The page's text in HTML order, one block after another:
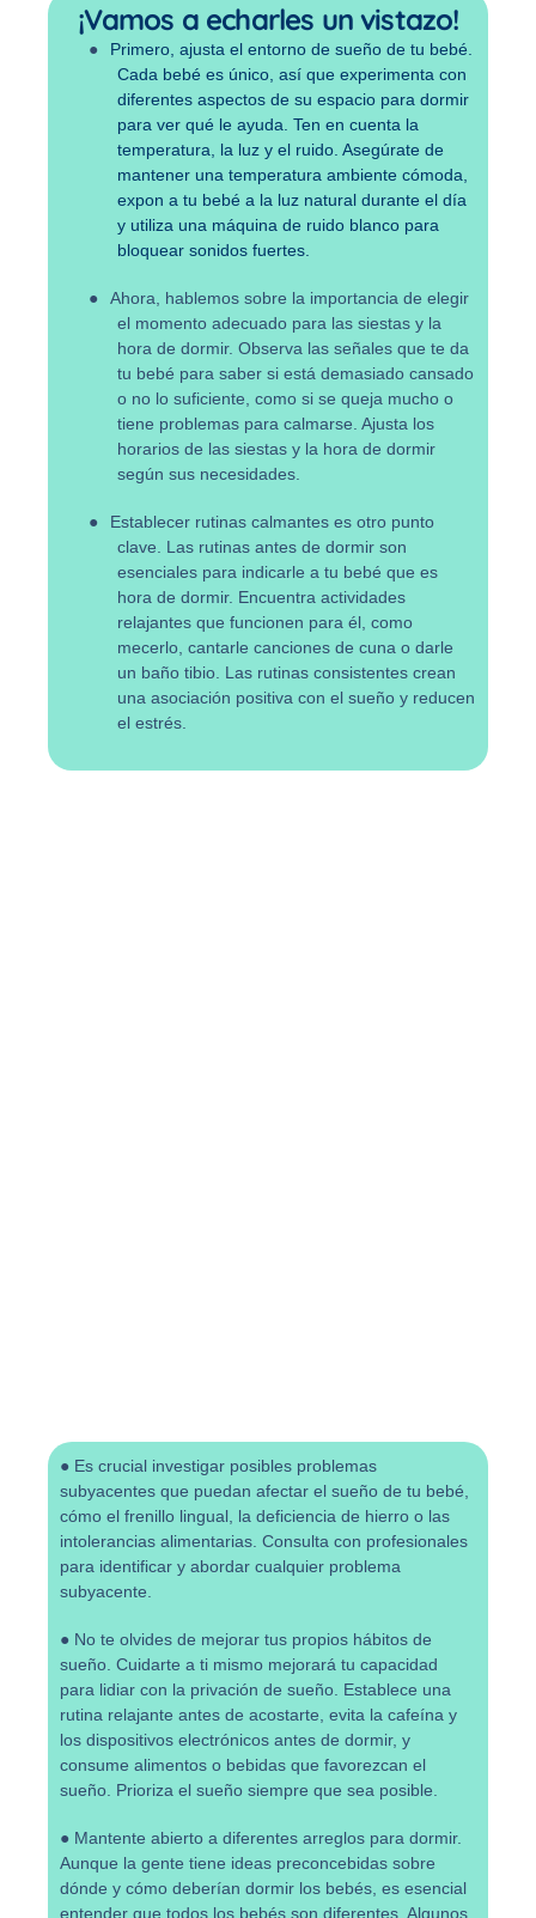
¡Vamos a echarles un vistazo!
●
Primero, ajusta el entorno de sueño de tu bebé.
Cada bebé es único, así que experimenta con
diferentes aspectos de su espacio para dormir
para ver qué le ayuda. Ten en cuenta la
temperatura, la luz y el ruido. Asegúrate de
mantener una temperatura ambiente cómoda,
expon a tu bebé a la luz natural durante el día
y utiliza una máquina de ruido blanco para
bloquear sonidos fuertes.
●
Ahora, hablemos sobre la importancia de elegir
el momento adecuado para las siestas y la
hora de dormir. Observa las señales que te da
tu bebé para saber si está demasiado cansado
o no lo suficiente, como si se queja mucho o
tiene problemas para calmarse. Ajusta los
horarios de las siestas y la hora de dormir
según sus necesidades.
●
Establecer rutinas calmantes es otro punto
clave. Las rutinas antes de dormir son
esenciales para indicarle a tu bebé que es
hora de dormir. Encuentra actividades
relajantes que funcionen para él, como
mecerlo, cantarle canciones de cuna o darle
un baño tibio. Las rutinas consistentes crean
una asociación positiva con el sueño y reducen
el estrés.
● Es crucial investigar posibles problemas
subyacentes que puedan afectar el sueño de tu bebé,
cómo el frenillo lingual, la deficiencia de hierro o las
intolerancias alimentarias. Consulta con profesionales
para identificar y abordar cualquier problema
subyacente.
● No te olvides de mejorar tus propios hábitos de
sueño. Cuidarte a ti mismo mejorará tu capacidad
para lidiar con la privación de sueño. Establece una
rutina relajante antes de acostarte, evita la cafeína y
los dispositivos electrónicos antes de dormir, y
consume alimentos o bebidas que favorezcan el
sueño. Prioriza el sueño siempre que sea posible.
● Mantente abierto a diferentes arreglos para dormir.
Aunque la gente tiene ideas preconcebidas sobre
dónde y cómo deberían dormir los bebés, es esencial
entender que todos los bebés son diferentes. Algunos